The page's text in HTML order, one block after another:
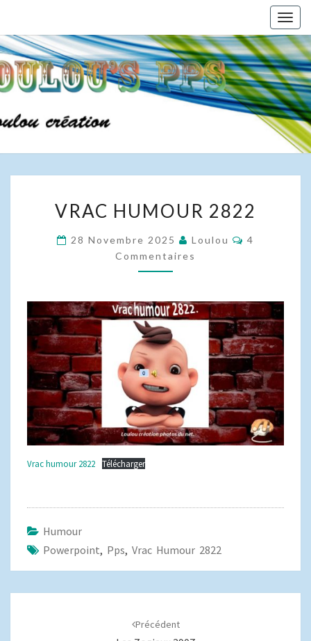
content
HUMOUR
2822
VRAC HUMOUR 2822
28 Novembre 2025 Loulou
4
Commentaires
Vrac humour 2822 Télécharger
Humour
Powerpoint, Pps, Vrac Humour 2822
Précédent